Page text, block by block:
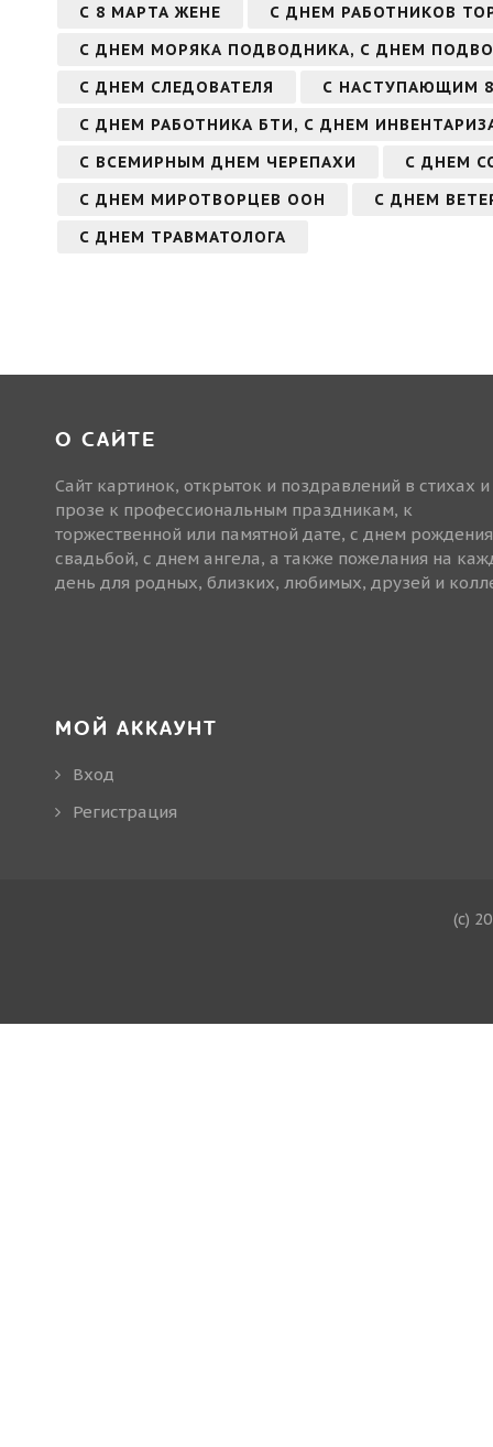
С 8 МАРТА ЖЕНЕ
С ДНЕМ РАБОТНИКОВ
С ДНЕМ МОРЯКА ПОДВОДНИКА, С ДНЕМ
С ДНЕМ СЛЕДОВАТЕЛЯ
С НАСТУПАЮЩИМ
С ДНЕМ РАБОТНИКА БТИ, С ДНЕМ
С ВСЕМИРНЫМ ДНЕМ ЧЕРЕПАХИ
С ДНЕМ
С ДНЕМ МИРОТВОРЦЕВ ООН
С ДНЕМ
С ДНЕМ ТРАВМАТОЛОГА
О САЙТЕ
Сайт картинок, открыток и поздравлений в стихах и
прозе к профессиональным праздникам, к
торжественной или памятной дате, с днем
свадьбой, с днем ангела, а также пожелания на
день для родных, близких, любимых, друзей и
МОЙ АККАУНТ
Вход
Регистрация
(c)